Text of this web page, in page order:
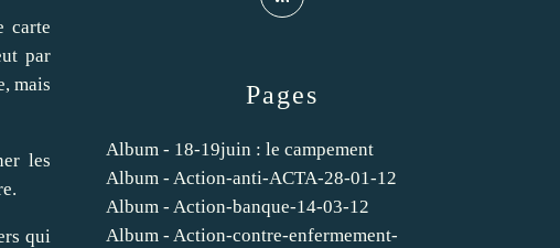
carte
par
mais
les
qui
Pages
Album - 18-19juin : le campement
Album - Action-anti-ACTA-28-01-12
Album - Action-banque-14-03-12
Album - Action-contre-enfermement-